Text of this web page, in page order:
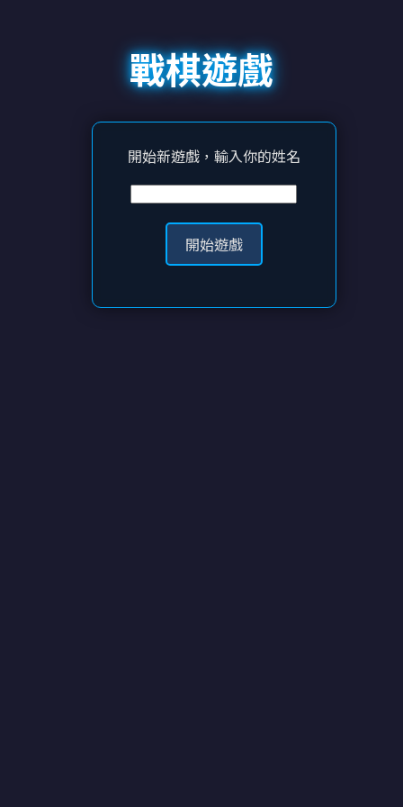
戰棋遊戲
開始新遊戲，輸入你的姓名
開始遊戲